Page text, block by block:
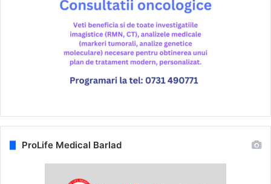
ProLife Medical Barlad